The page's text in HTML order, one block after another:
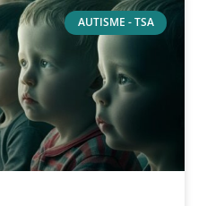
AUTISME - TSA